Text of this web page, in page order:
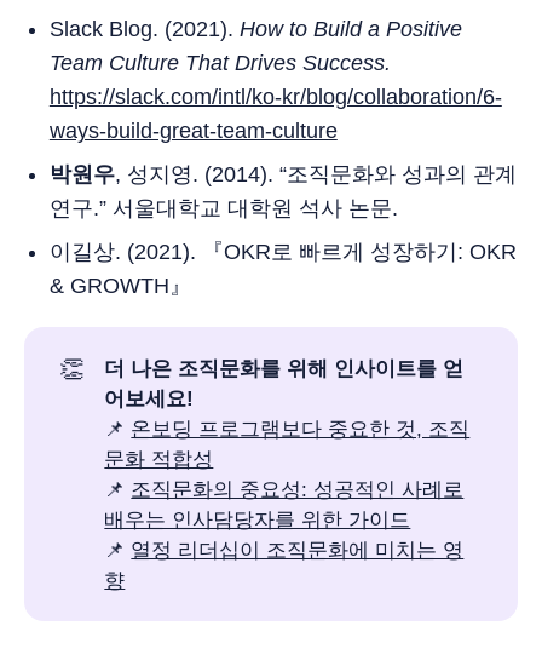
Slack Blog. (2021). How to Build a Positive
Team Culture That Drives Success.
https://slack.com/intl/ko-kr/blog/collaboration/6-
ways-build-great-team-culture
박원우, 성지영. (2014). “조직문화와 성과의 관계
연구.” 서울대학교 대학원 석사 논문.
이길상. (2021). 『OKR로 빠르게 성장하기: OKR
& GROWTH』
👏
더 나은 조직문화를 위해 인사이트를 얻
어보세요!
📌 온보딩 프로그램보다 중요한 것, 조직
문화 적합성
📌 조직문화의 중요성: 성공적인 사례로
배우는 인사담당자를 위한 가이드
📌 열정 리더십이 조직문화에 미치는 영
향